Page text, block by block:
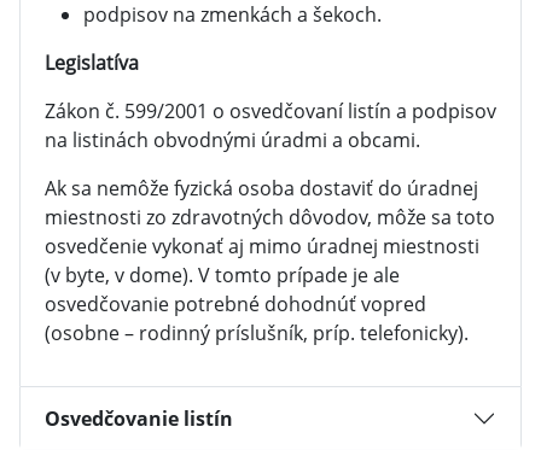
podpisov na zmenkách a šekoch.
Legislatíva
Zákon č. 599/2001 o osvedčovaní listín a podpisov
na listinách obvodnými úradmi a obcami.
Ak sa nemôže fyzická osoba dostaviť do úradnej
miestnosti zo zdravotných dôvodov, môže sa toto
osvedčenie vykonať aj mimo úradnej miestnosti
(v byte, v dome). V tomto prípade je ale
osvedčovanie potrebné dohodnúť vopred
(osobne – rodinný príslušník, príp. telefonicky).
Osvedčovanie listín